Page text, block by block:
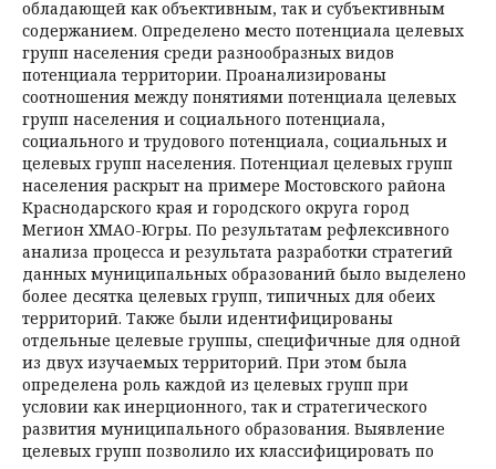
обладающей как объективным, так и субъективным
содержанием. Определено место потенциала целевых
групп населения среди разнообразных видов
потенциала территории. Проанализированы
соотношения между понятиями потенциала целевых
групп населения и социального потенциала,
социального и трудового потенциала, социальных и
целевых групп населения. Потенциал целевых групп
населения раскрыт на примере Мостовского района
Краснодарского края и городского округа город
Мегион ХМАО-Югры. По результатам рефлексивного
анализа процесса и результата разработки стратегий
данных муниципальных образований было выделено
более десятка целевых групп, типичных для обеих
территорий. Также были идентифицированы
отдельные целевые группы, специфичные для одной
из двух изучаемых территорий. При этом была
определена роль каждой из целевых групп при
условии как инерционного, так и стратегического
развития муниципального образования. Выявление
целевых групп позволило их классифицировать по